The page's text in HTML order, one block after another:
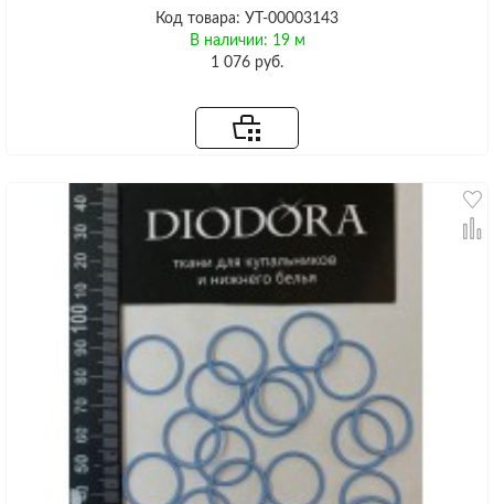
Код товара: УТ-00003143
В наличии: 19 м
1 076 руб.